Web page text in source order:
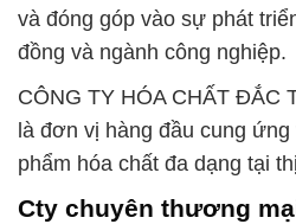
và đóng góp vào sự phát
đồng và ngành công nghiệp.
CÔNG TY HÓA CHẤT ĐẮC
là đơn vị hàng đầu cung
phẩm hóa chất đa dạng tại
Cty chuyên thương